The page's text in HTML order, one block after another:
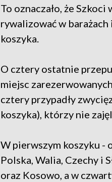
To oznaczało, że
rywalizować w
koszyka.
O cztery ostatnie
miejsc
cztery przypadły
koszyka), którzy nie
W pierwszym koszyku -
Polska, Walia, Czechy i
oraz Kosowo, a w